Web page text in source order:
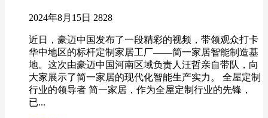
2024年8月15日 2828
近日，豪迈中国发布了一段精彩的视频，带领观众打卡
华中地区的标杆定制家居工厂——简一家居智能制造基
地。这次由豪迈中国河南区域负责人汪哲亲自带队，向
大家展示了简一家居的现代化智能生产实力。 全屋定制
行业的领导者 简一家居，作为全屋定制行业的先锋，
已...